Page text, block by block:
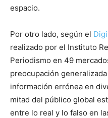
espacio.
Por otro lado, según el
realizado por el Instituto
Periodismo en 49
preocupación
información errónea en
mitad del público global
entre lo real y lo falso en